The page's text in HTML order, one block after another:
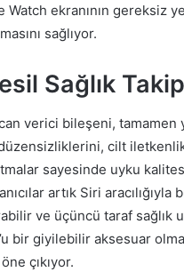
ekranının gereksiz
sağlıyor.
Sağlık
verici bileşeni, tamamen
cilt
sayesinde uyku
artık Siri aracılığıyla
ve üçüncü taraf
bir giyilebilir aksesuar
çıkıyor.